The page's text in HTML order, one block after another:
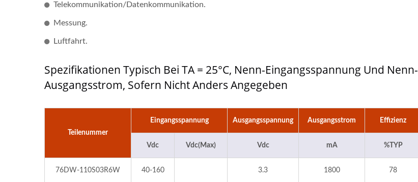
Telekommunikation/Datenkommunikation.
Messung.
Luftfahrt.
Spezifikationen Typisch Bei TA = 25°C, Nenn-Eingangsspannung Und Nenn-
Ausgangsstrom, Sofern Nicht Anders Angegeben
Teilenummer
Eingangsspannung Ausgangsspannung Ausgangsstrom Effizienz
Vdc Vdc(Max) Vdc mA %TYP
76DW-110S03R6W 40-160 3.3 1800 78